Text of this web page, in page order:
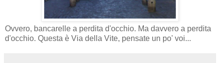
Ovvero, bancarelle a perdita d'occhio. Ma davvero a perdita
d'occhio. Questa è Via della Vite, pensate un po' voi...